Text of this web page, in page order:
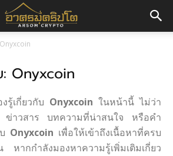
Onyxcoin
Onyxcoin
รู้เกี่ยวกับ Onyxcoin ในหน้านี้ ไม่ว่า
ข่าวสาร บทความที่น่าสนใจ หรือคำ
Onyxcoin เพื่อให้เข้าถึงเนื้อหาที่ครบ
หากกำลังมองหาความรู้เพิ่มเติมเกี่ยว